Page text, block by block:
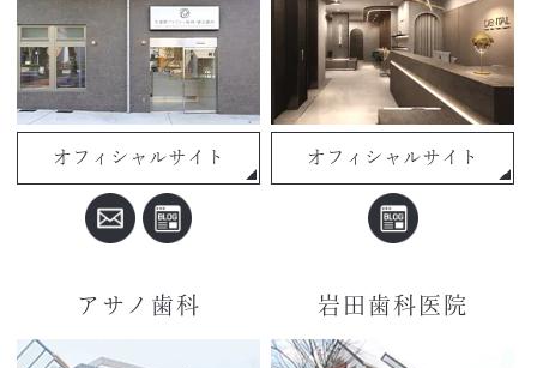
オフィシャルサイト オフィシャルサイト
アサノ歯科 岩田歯科医院